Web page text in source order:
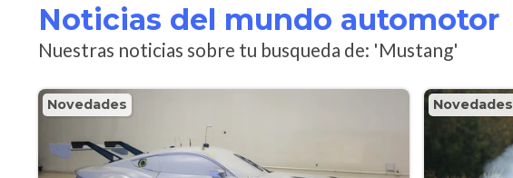
Noticias del mundo automotor
Nuestras noticias sobre tu busqueda de: 'Mustang'
Novedades Novedades